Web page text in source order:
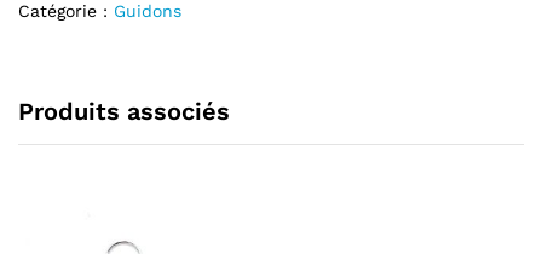
Catégorie : Guidons
Produits associés